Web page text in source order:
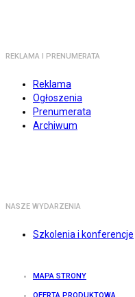
REKLAMA I PRENUMERATA
Reklama
Ogłoszenia
Prenumerata
Archiwum
NASZE WYDARZENIA
Szkolenia i konferencje
MAPA STRONY